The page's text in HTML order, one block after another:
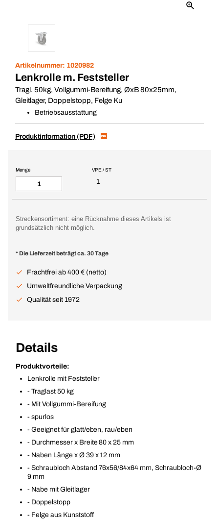
Artikelnummer: 1020982
Lenkrolle m. Feststeller
Tragl. 50kg, Vollgummi-Bereifung, ØxB 80x25mm,
Gleitlager, Doppelstopp, Felge Ku
Betriebsausstattung
Produktinformation (PDF)
VPE / ST
1
Menge
Streckensortiment: eine Rücknahme dieses Artikels ist
grundsätzlich nicht möglich.
* Die Lieferzeit beträgt ca. 30 Tage
Frachtfrei ab 400 € (netto)
Umweltfreundliche Verpackung
Qualität seit 1972
Details
Produktvorteile:
Lenkrolle mit Feststeller
- Traglast 50 kg
- Mit Vollgummi-Bereifung
- spurlos
- Geeignet für glatt/eben, rau/eben
- Durchmesser x Breite 80 x 25 mm
- Naben Länge x Ø 39 x 12 mm
- Schraubloch Abstand 76x56/84x64 mm, Schraubloch-Ø
9 mm
- Nabe mit Gleitlager
- Doppelstopp
- Felge aus Kunststoff